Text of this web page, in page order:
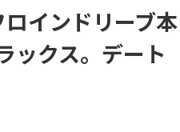
インドリーブ本
ックス。デート